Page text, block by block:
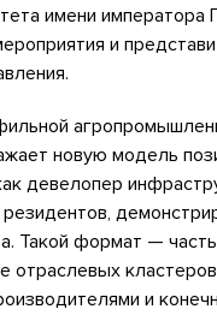
имени императора
и
новую модель
девелопер
Такой формат —
и